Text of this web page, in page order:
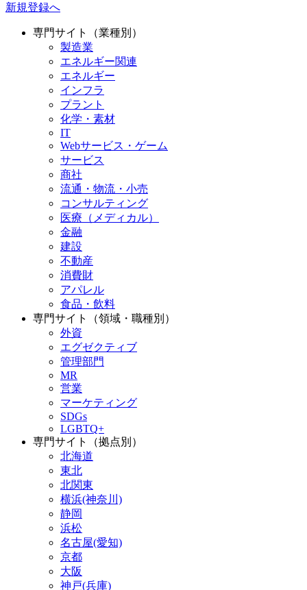
新規登録へ
専門サイト（業種別）
製造業
エネルギー関連
エネルギー
インフラ
プラント
化学・素材
IT
Webサービス・ゲーム
サービス
商社
流通・物流・小売
コンサルティング
医療（メディカル）
金融
建設
不動産
消費財
アパレル
食品・飲料
専門サイト（領域・職種別）
外資
エグゼクティブ
管理部門
MR
営業
マーケティング
SDGs
LGBTQ+
専門サイト（拠点別）
北海道
東北
北関東
横浜(神奈川)
静岡
浜松
名古屋(愛知)
京都
大阪
神戸(兵庫)